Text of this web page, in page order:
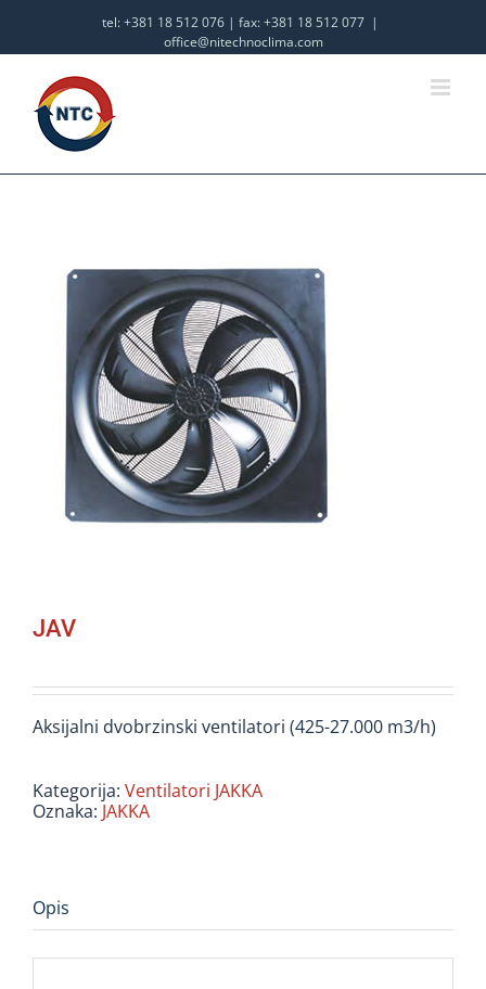
tel: +381 18 512 076 | fax: +381 18 512 077 |
office@nitechnoclima.com
JAV
Aksijalni dvobrzinski ventilatori (425-27.000 m3/h)
Kategorija: Ventilatori JAKKA
Oznaka: JAKKA
Opis